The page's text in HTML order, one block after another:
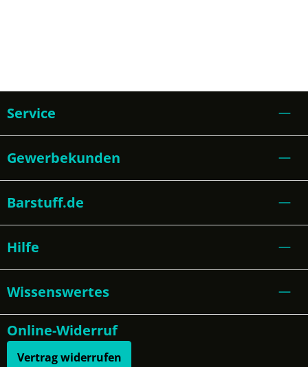
Service
Gewerbekunden
Barstuff.de
Hilfe
Wissenswertes
Online-Widerruf
Vertrag widerrufen